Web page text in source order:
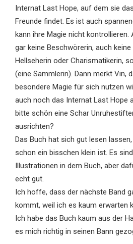
Internat Last Hope, auf dem sie
Freunde findet. Es ist auch
kann ihre Magie nicht kontrollieren.
gar keine Beschwörerin, auch keine
Hellseherin oder Charismatikerin,
(eine Sammlerin). Dann merkt Vin,
besondere Magie für sich nutzen
auch noch das Internat Last Hope
bitte schön eine Schar
ausrichten?
Das Buch hat sich gut lesen
schon ein bisschen klein ist. Es
Illustrationen in dem Buch, aber
echt gut.
Ich hoffe, dass der nächste Band
kommt, weil ich es kaum erwarten
Ich habe das Buch kaum aus der
es mich richtig in seinen Bann